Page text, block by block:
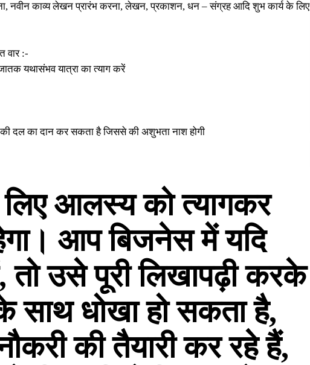
नवीन काव्य लेखन प्रारंभ करना, लेखन, प्रकाशन, धन – संग्रह आदि शुभ कार्य के लिए
वार :-
यथासंभव यात्रा का त्याग करें
दल का दान कर सकता है जिससे की अशुभता नाश होगी
आलस्य को त्यागकर
आप बिजनेस में यदि
तो उसे पूरी लिखापढ़ी करके
साथ धोखा हो सकता है,
की तैयारी कर रहे हैं,